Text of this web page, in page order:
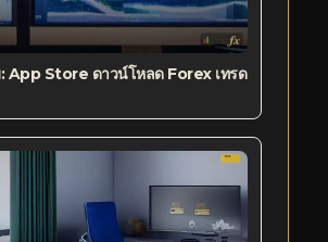
App Store ดาวน์โหลด Forex เทรด